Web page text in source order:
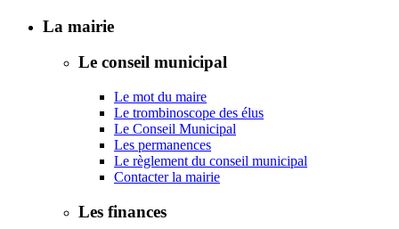
La mairie
Le conseil municipal
Le mot du maire
Le trombinoscope des élus
Le Conseil Municipal
Les permanences
Le règlement du conseil municipal
Contacter la mairie
Les finances